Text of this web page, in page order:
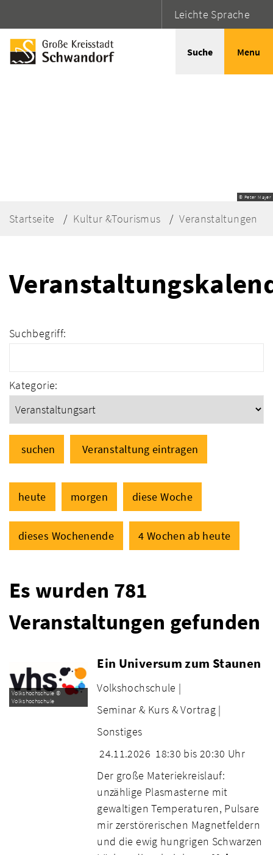
Leichte Sprache
Suche Menu
© Peter Mayer
Startseite Kultur &Tourismus Veranstaltungen
Suchbegriff:
Kategorie:
suchen Veranstaltung eintragen
heute morgen diese Woche
dieses Wochenende 4 Wochen ab heute
Es wurden 781
Veranstaltungen gefunden
Volkshochschule ©
Volkshochschule
Ein Universum zum Staunen
Volkshochschule |
Seminar & Kurs & Vortrag |
Sonstiges
24.11.2026 18:30 bis 20:30 Uhr
Der große Materiekreislauf:
unzählige Plasmasterne mit
gewaltigen Temperaturen, Pulsare
mir zerstörerischen Magnetfeldern
und die ewig hungrigen Schwarzen